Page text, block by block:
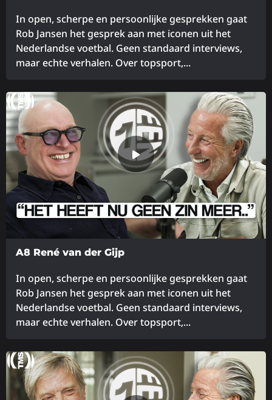
In open, scherpe en persoonlijke gesprekken gaat
Rob Jansen het gesprek aan met iconen uit het
Nederlandse voetbal. Geen standaard interviews,
maar echte verhalen. Over topsport,...
meer
over
A8 René van der Gijp
In open, scherpe en persoonlijke gesprekken gaat
Rob Jansen het gesprek aan met iconen uit het
Nederlandse voetbal. Geen standaard interviews,
maar echte verhalen. Over topsport,...
meer
over